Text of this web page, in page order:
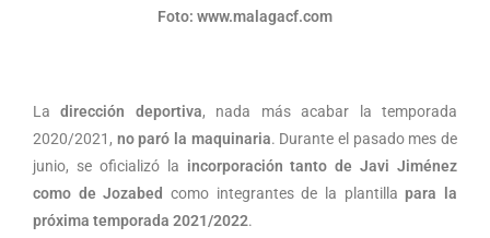
Foto: www.malagacf.com
Ladirección deportiva, nada más acabar la temporada
2020/2021, no paró la maquinaria. Durante el pasado mes de
junio, se oficializó la incorporación tanto de Javi Jiménez
como de Jozabed como integrantes de la plantillapara la
próxima temporada 2021/2022.